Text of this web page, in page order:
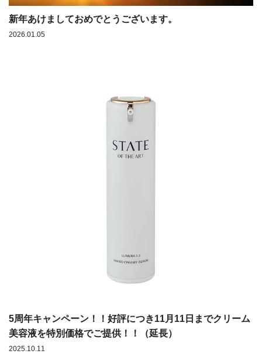
新年あけましておめでとうございます。
2026.01.05
5周年キャンペーン！！好評につき11月11日までクリーム
美容液を特別価格でご提供！！（延長）
2025.10.11